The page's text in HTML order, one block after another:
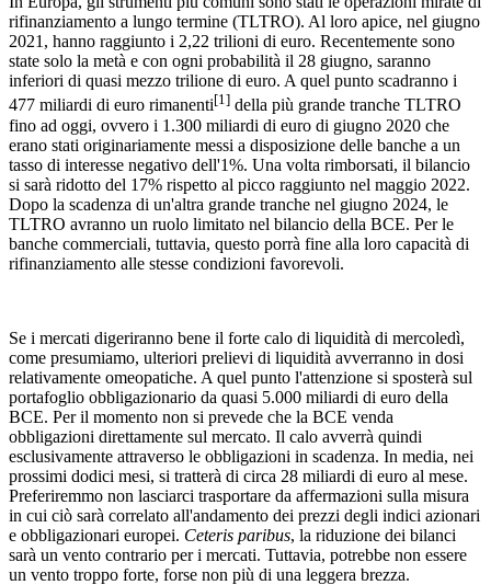
rifinanziamento a lungo termine (TLTRO). Al loro apice, nel giugno
2021, hanno raggiunto i 2,22 trilioni di euro. Recentemente sono
state solo la metà e con ogni probabilità il 28 giugno, saranno
inferiori di quasi mezzo trilione di euro. A quel punto scadranno i
477 miliardi di euro rimanenti[1] della più grande tranche TLTRO
fino ad oggi, ovvero i 1.300 miliardi di euro di giugno 2020 che
erano stati originariamente messi a disposizione delle banche a un
tasso di interesse negativo dell'1%. Una volta rimborsati, il bilancio
si sarà ridotto del 17% rispetto al picco raggiunto nel maggio 2022.
Dopo la scadenza di un'altra grande tranche nel giugno 2024, le
TLTRO avranno un ruolo limitato nel bilancio della BCE. Per le
banche commerciali, tuttavia, questo porrà fine alla loro capacità di
rifinanziamento alle stesse condizioni favorevoli.
Se i mercati digeriranno bene il forte calo di liquidità di mercoledì,
come presumiamo, ulteriori prelievi di liquidità avverranno in dosi
relativamente omeopatiche. A quel punto l'attenzione si sposterà sul
portafoglio obbligazionario da quasi 5.000 miliardi di euro della
BCE. Per il momento non si prevede che la BCE venda
obbligazioni direttamente sul mercato. Il calo avverrà quindi
esclusivamente attraverso le obbligazioni in scadenza. In media, nei
prossimi dodici mesi, si tratterà di circa 28 miliardi di euro al mese.
Preferiremmo non lasciarci trasportare da affermazioni sulla misura
in cui ciò sarà correlato all'andamento dei prezzi degli indici azionari
e obbligazionari europei. Ceteris paribus, la riduzione dei bilanci
sarà un vento contrario per i mercati. Tuttavia, potrebbe non essere
un vento troppo forte, forse non più di una leggera brezza.